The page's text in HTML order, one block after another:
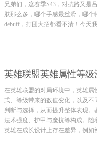
兄弟们，这赛季S43，对抗路又是
肤那么多，哪个手感最丝滑，哪
debuff，打团大招都看不清！今天
英雄联盟英雄属性等
在英雄联盟的对局环境中，英雄
式、等级带来的数值变化，以及
判断与选择，从而提升整体表现
法术强度、护甲与魔抗等构成。
英雄在成长设计上存在差异，例如